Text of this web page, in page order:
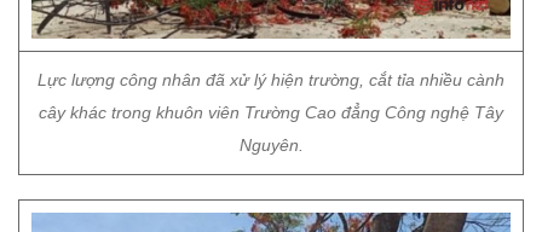
Lực lượng công nhân đã xử lý hiện trường, cắt tỉa nhiều cành
cây khác trong khuôn viên Trường Cao đẳng Công nghệ Tây
Nguyên.